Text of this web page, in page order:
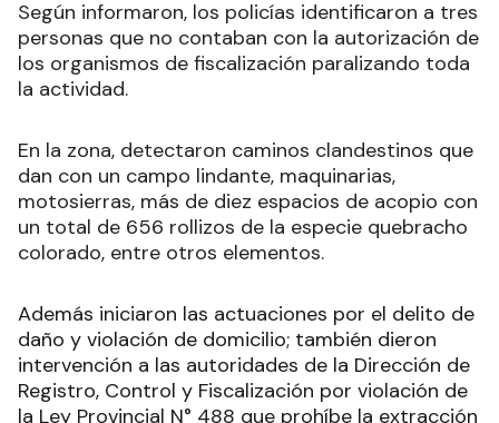
Según informaron, los policías identificaron a tres
personas que no contaban con la autorización de
los organismos de fiscalización paralizando toda
la actividad.
En la zona, detectaron caminos clandestinos que
dan con un campo lindante, maquinarias,
motosierras, más de diez espacios de acopio con
un total de 656 rollizos de la especie quebracho
colorado, entre otros elementos.
Además iniciaron las actuaciones por el delito de
daño y violación de domicilio; también dieron
intervención a las autoridades de la Dirección de
Registro, Control y Fiscalización por violación de
la Ley Provincial N° 488 que prohíbe la extracción